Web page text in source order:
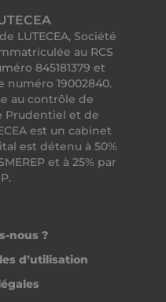
LUTECEA, Société
au RCS
845181379 et
numéro 19002840.
au contrôle de
Prudentiel et de
est un cabinet
est détenu à 50%
et à 25% par
nous ?
d’utilisation
CookieScript
.heyme.care